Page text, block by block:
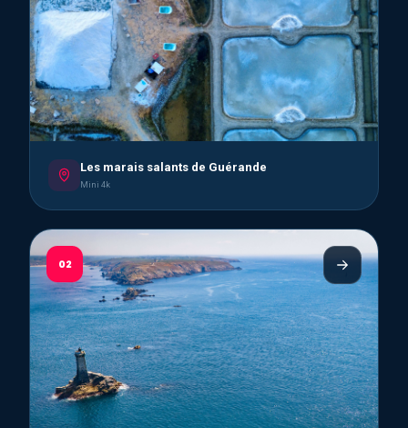
Les marais salants de Guérande
Mini 4k
02